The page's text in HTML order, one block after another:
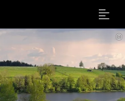
Menu
©